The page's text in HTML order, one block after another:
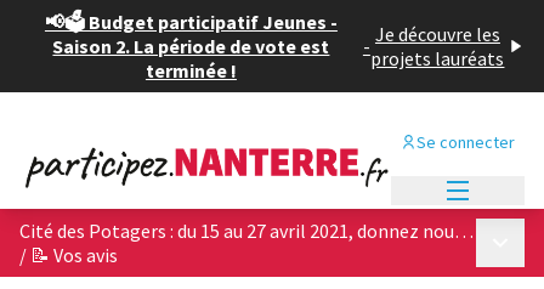
📢🗳️ Budget participatif Jeunes -
Saison 2. La période de vote est
terminée !
- Je découvre les
projets lauréats
Se connecter
Cité des Potagers : du 15 au 27 avril 2021, donnez nous votre avis sur les 4 projets architecturaux !
/ 📝 Vos avis